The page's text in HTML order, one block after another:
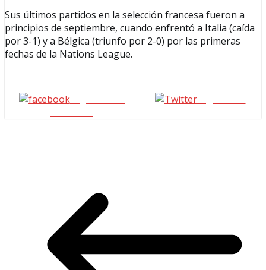
Sus últimos partidos en la selección francesa fueron a
principios de septiembre, cuando enfrentó a Italia (caída
por 3-1) y a Bélgica (triunfo por 2-0) por las primeras
fechas de la Nations League.
Seguinos en
seguinos X